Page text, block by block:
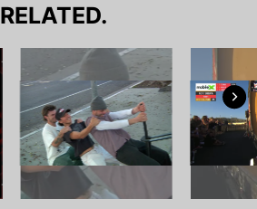
RELATED.